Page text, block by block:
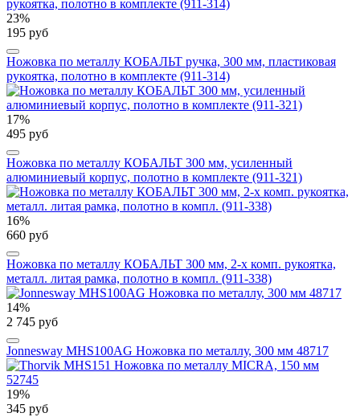
23%
195 руб
Ножовка по металлу КОБАЛЬТ ручка, 300 мм, пластиковая
рукоятка, полотно в комплекте (911-314)
17%
495 руб
Ножовка по металлу КОБАЛЬТ 300 мм, усиленный
алюминиевый корпус, полотно в комплекте (911-321)
16%
660 руб
Ножовка по металлу КОБАЛЬТ 300 мм, 2-х комп. рукоятка,
металл. литая рамка, полотно в компл. (911-338)
14%
2 745 руб
Jonnesway MHS100AG Ножовка по металлу, 300 мм 48717
19%
345 руб